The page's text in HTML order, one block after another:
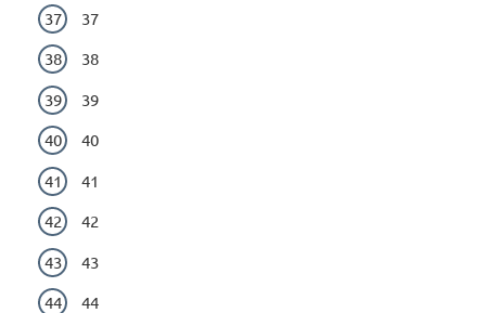
37
38
39
40
41
42
43
44